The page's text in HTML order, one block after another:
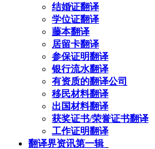
结婚证翻译
学位证翻译
藤本翻译
居留卡翻译
参保证明翻译
银行流水翻译
有资质的翻译公司
移民材料翻译
出国材料翻译
获奖证书/荣誉证书翻译
工作证明翻译
翻译界资讯第一辑